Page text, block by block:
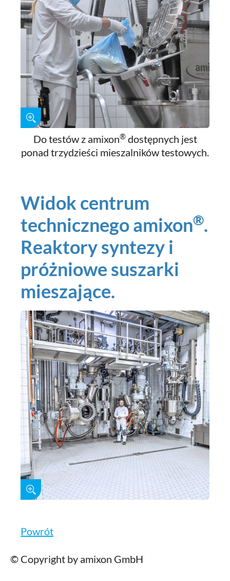
Do testów z amixon®dostępnych jest
ponad trzydzieści mieszalników testowych.
Widok centrum
technicznego amixon®.
Reaktory syntezy i
próżniowe suszarki
mieszające.
Powrót
© Copyright by amixon GmbH